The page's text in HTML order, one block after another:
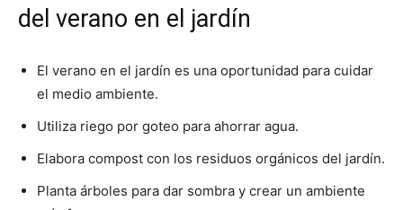
del verano en el jardín
El verano en el jardín es una oportunidad para cuidar
el medio ambiente.
Utiliza riego por goteo para ahorrar agua.
Elabora compost con los residuos orgánicos del jardín.
Planta árboles para dar sombra y crear un ambiente